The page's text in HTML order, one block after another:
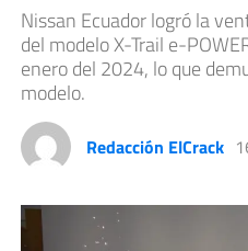
Nissan Ecuador logró la
del modelo X-Trail e-
enero del 2024, lo que
modelo.
Redacción ElCrack